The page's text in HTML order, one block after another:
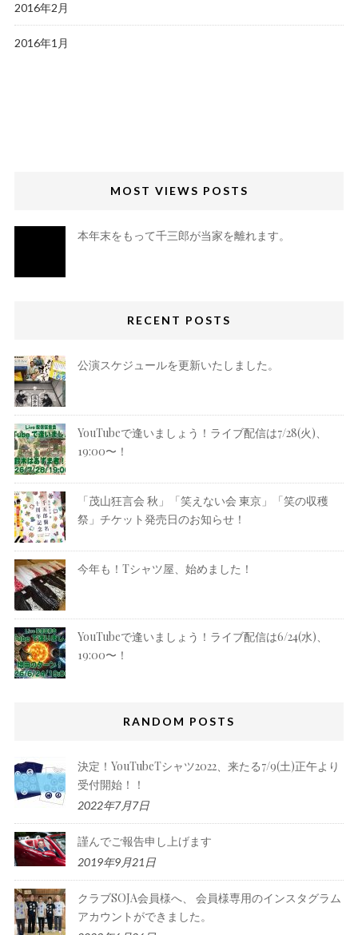
2016年2月
2016年1月
MOST VIEWS POSTS
本年末をもって千三郎が当家を離れます。
RECENT POSTS
公演スケジュールを更新いたしました。
YouTubeで逢いましょう！ライブ配信は7/28(火)、
19:00〜！
「茂山狂言会 秋」「笑えない会 東京」「笑の収穫
祭」チケット発売日のお知らせ！
今年も！Tシャツ屋、始めました！
YouTubeで逢いましょう！ライブ配信は6/24(水)、
19:00〜！
RANDOM POSTS
決定！YouTubeTシャツ2022、来たる7/9(土)正午より
受付開始！！
2022年7月7日
謹んでご報告申し上げます
2019年9月21日
クラブSOJA会員様へ、 会員様専用のインスタグラム
アカウントができました。